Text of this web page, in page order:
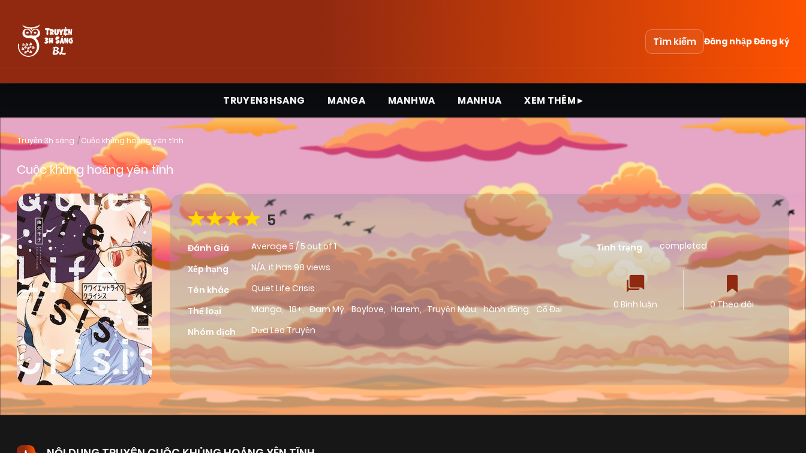
Tìm kiếm Đăng nhậpĐăng ký
TRUYEN3HSANG MANGA MANHWA MANHUA XEM THÊM ▸
Truyện 3h sáng Cuộc khủng hoảng yên tĩnh
Cuộc khủng hoảng yên tĩnh
5
Đánh Giá Average 5/ 5 out of1
Xếp hạng
N/A, it has 98 views
Tên khác
Quiet Life Crisis
Thể loại
Manga, 18+, Đam Mỹ, Boylove, Harem, Truyện Màu, hành động, Cổ Đại
Nhóm dịch
Dưa Leo Truyện
Tình trạng completed
0 Bình luận 0 Theo dõi